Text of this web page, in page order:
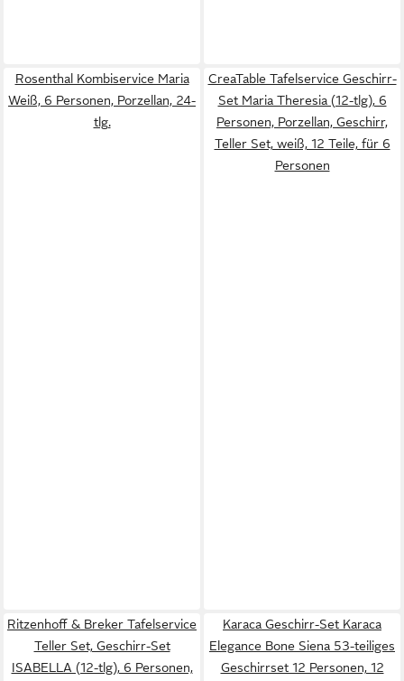
Rosenthal Kombiservice Maria
Weiß, 6 Personen, Porzellan, 24-
tlg.
CreaTable Tafelservice Geschirr-
Set Maria Theresia (12-tlg), 6
Personen, Porzellan, Geschirr,
Teller Set, weiß, 12 Teile, für 6
Personen
Ritzenhoff & Breker Tafelservice
Teller Set, Geschirr-Set
ISABELLA (12-tlg), 6 Personen,
Karaca Geschirr-Set Karaca
Elegance Bone Siena 53-teiliges
Geschirrset 12 Personen, 12